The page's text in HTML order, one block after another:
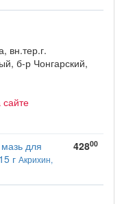
вн.тер.г.
б-р Чонгарский,
сайте
для
г Акрихин,
42800